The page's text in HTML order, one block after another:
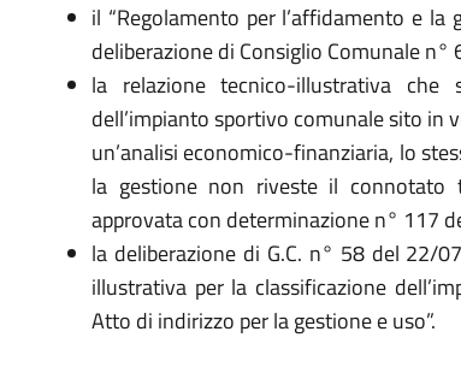
il “Regolamento per l’affidamento e
deliberazione di Consiglio Comunale
la relazione tecnico-illustrativa
dell’impianto sportivo comunale sito in
un’analisi economico-finanziaria, lo
la gestione non riveste il connotato
approvata con determinazione n° 117
la deliberazione di G.C. n° 58 del 22/
illustrativa per la classificazione
Atto di indirizzo per la gestione e uso”.